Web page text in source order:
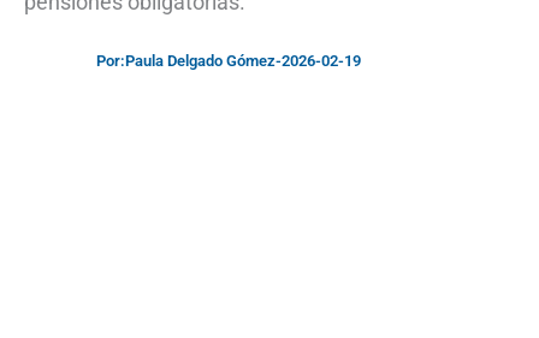
Por:Paula Delgado Gómez-2026-02-19